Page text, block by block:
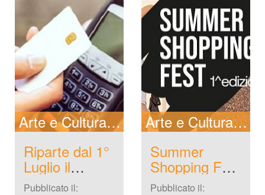
Arte e CulturaNew
Riparte dal 1°
Luglio il
Cashback
Pubblicato il:
Arte e CulturaIn
Summer
Shopping Fest
2021
Pubblicato il: